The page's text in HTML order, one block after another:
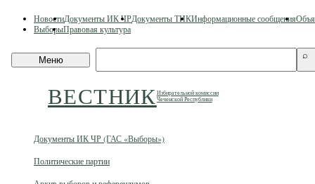
content
НовостиДокументы ИК ЧРДокументы ТИКИнформационные сообщения
ВыборыПравовая культура
Меню
ВЕСТНИКИзбирательной комиссии
Чеченской Республики
сайту
⌕
Документы ИК ЧР (ГАС «Выборы»)
Политические партии